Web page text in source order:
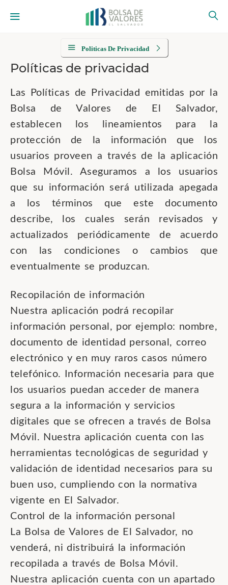
Politicas De Privacidad
Políticas de privacidad
Las Políticas de Privacidad emitidas por la
Bolsa de Valores de El Salvador,
establecen los lineamientos para la
protección de la información que los
usuarios proveen a través de la aplicación
Bolsa Móvil. Aseguramos a los usuarios
que su información será utilizada apegada
a los términos que este documento
describe, los cuales serán revisados y
actualizados periódicamente de acuerdo
con las condiciones o cambios que
eventualmente se produzcan.
Recopilación de información
Nuestra aplicación podrá recopilar
información personal, por ejemplo: nombre,
documento de identidad personal, correo
electrónico y en muy raros casos número
telefónico. Información necesaria para que
los usuarios puedan acceder de manera
segura a la información y servicios
digitales que se ofrecen a través de Bolsa
Móvil. Nuestra aplicación cuenta con las
herramientas tecnológicas de seguridad y
validación de identidad necesarios para su
buen uso, cumpliendo con la normativa
vigente en El Salvador.
Control de la información personal
La Bolsa de Valores de El Salvador, no
venderá, ni distribuirá la información
recopilada a través de Bolsa Móvil.
Nuestra aplicación cuenta con un apartado